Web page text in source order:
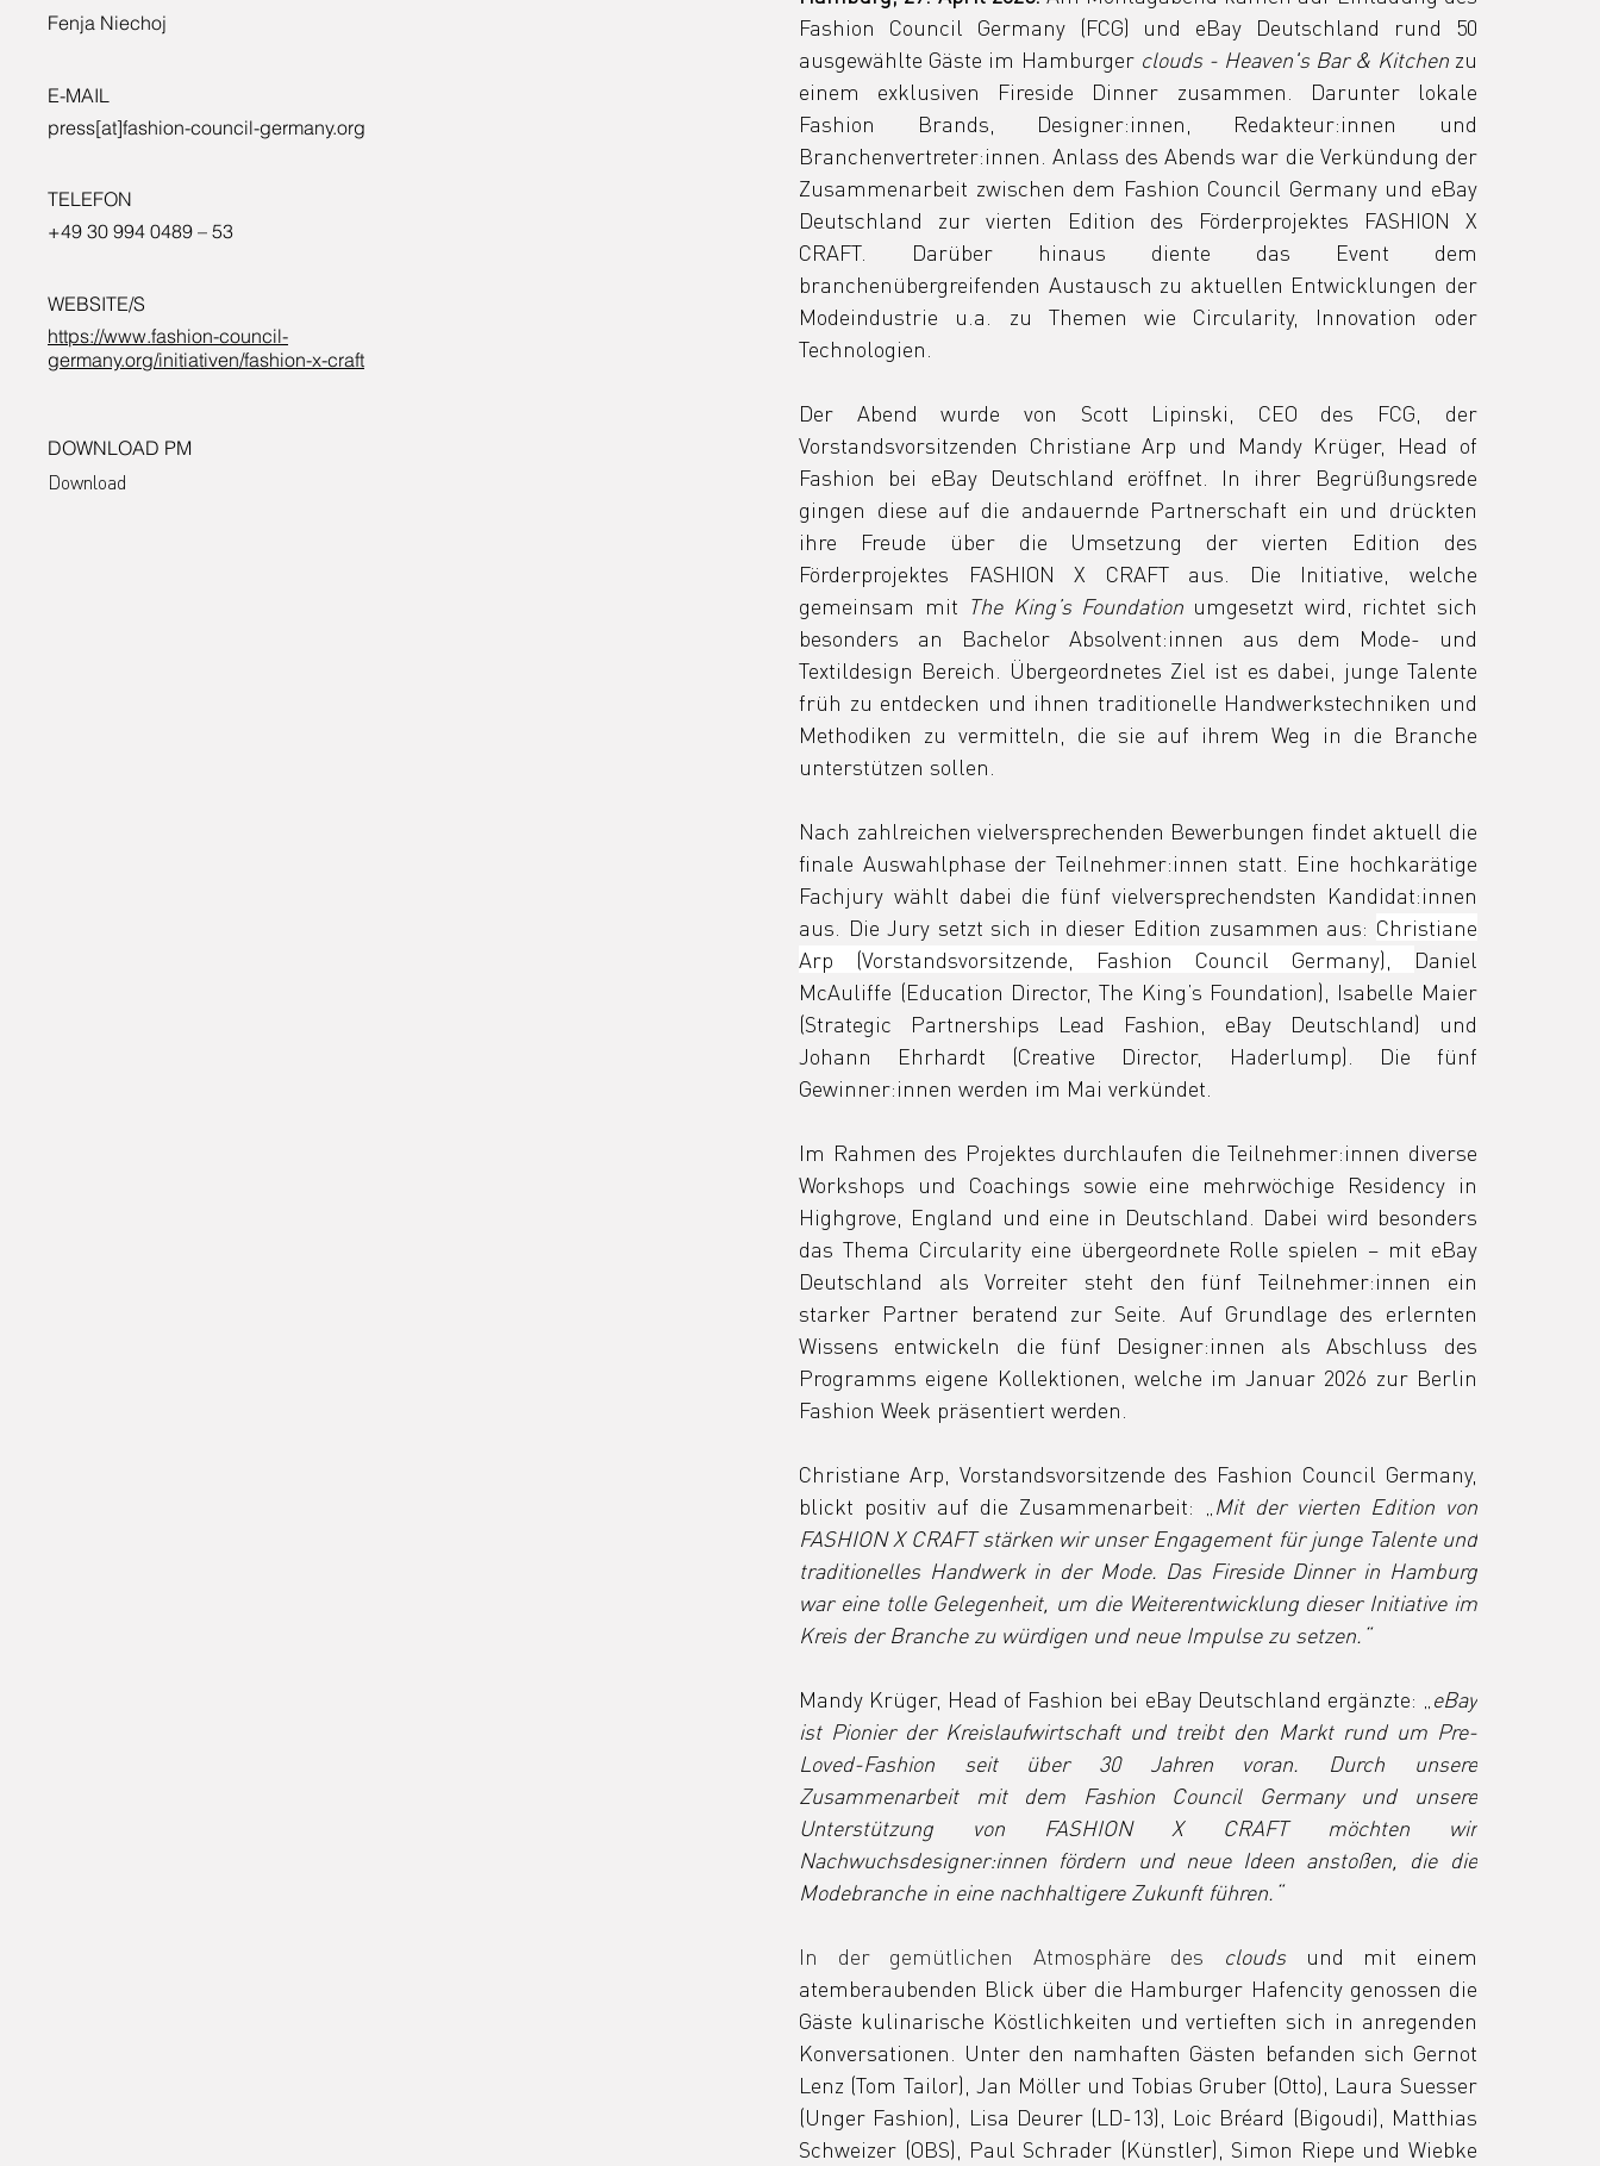
Fashion Council Germany (FCG) und eBay Deutschland rund 50
ausgewählte Gäste im Hamburger clouds - Heaven's Bar & Kitchen zu
einem exklusiven Fireside Dinner
zusammen. Darunter lokale
Fashion Brands, Designer:innen, Redakteur:innen und
Branchenvertreter:innen. Anlass des Abends war die Verkündung der
Zusammenarbeit zwischen dem Fashion Council Germany und eBay
Deutschland zur vierten Edition des Förderprojektes FASHION X
CRAFT. Darüber hinaus diente das Event dem
branchenübergreifenden Austausch zu aktuellen Entwicklungen der
Modeindustrie u.a. zu Themen wie Circularity, Innovation oder
Technologien.
Der Abend wurde von Scott Lipinski, CEO des FCG, der
Vorstandsvorsitzenden Christiane Arp und Mandy Krüger, Head of
Fashion bei eBay Deutschland eröffnet. In ihrer Begrüßungsrede
gingen diese auf die andauernde Partnerschaft ein und drückten
ihre Freude über die Umsetzung der vierten Edition des
Förderprojektes FASHION X CRAFT aus. Die Initiative, welche
gemeinsam mit The King’s Foundation umgesetzt wird, richtet sich
besonders an Bachelor Absolvent:innen aus dem Mode- und
Textildesign Bereich. Übergeordnetes Ziel ist es dabei, junge Talente
früh zu entdecken und ihnen traditionelle Handwerkstechniken und
Methodiken zu vermitteln, die sie auf ihrem Weg in die Branche
unterstützen sollen.
Nach zahlreichen vielversprechenden Bewerbungen findet aktuell die
finale Auswahlphase der Teilnehmer:innen statt. Eine hochkarätige
Fachjury wählt dabei die fünf vielversprechendsten Kandidat:innen
aus. Die Jury setzt sich in dieser Edition zusammen aus: Christiane
Arp (Vorstandsvorsitzende, Fashion Council Germany), Daniel
McAuliffe (Education Director, The King’s Foundation), Isabelle Maier
(Strategic Partnerships Lead Fashion, eBay Deutschland) und
Johann Ehrhardt (Creative Director, Haderlump). Die fünf
Gewinner:innen werden im Mai verkündet.
Im Rahmen des Projektes durchlaufen die Teilnehmer:innen diverse
Workshops und Coachings sowie eine mehrwöchige Residency in
Highgrove, England und eine in Deutschland. Dabei wird besonders
das Thema Circularity eine übergeordnete Rolle spielen – mit eBay
Deutschland als Vorreiter steht den fünf Teilnehmer:innen ein
starker Partner beratend zur Seite. Auf Grundlage des erlernten
Wissens entwickeln die fünf Designer:innen als Abschluss des
Programms eigene Kollektionen, welche im Januar 2026 zur Berlin
Fashion Week präsentiert werden.
Christiane Arp, Vorstandsvorsitzende des Fashion Council Germany,
blickt positiv auf die Zusammenarbeit: „ Mit der vierten Edition von
FASHION X CRAFT stärken wir unser Engagement für junge Talente und
traditionelles Handwerk in der Mode. Das Fireside Dinner in Hamburg
war eine tolle Gelegenheit, um die Weiterentwicklung dieser Initiative im
Kreis der Branche zu würdigen und neue Impulse zu setzen.“
Mandy Krüger, Head of Fashion bei eBay Deutschland ergänzte: „ eBay
ist Pionier der Kreislaufwirtschaft und treibt den Markt rund um Pre-
Loved-Fashion seit über 30 Jahren voran. Durch unsere
Zusammenarbeit mit dem Fashion Council Germany und unsere
Unterstützung von FASHION X CRAFT möchten wir
Nachwuchsdesigner:innen fördern und neue Ideen anstoßen, die die
Modebranche in eine nachhaltigere Zukunft führen.“
In der gemütlichen Atmosphäre des clouds
und mit einem
atemberaubenden Blick über die Hamburger Hafencity genossen die
Gäste kulinarische Köstlichkeiten und vertieften sich in anregenden
Konversationen. Unter den namhaften Gästen befanden sich Gernot
Lenz (Tom Tailor), Jan Möller und Tobias Gruber (Otto), Laura Suesser
(Unger Fashion), Lisa Deurer (LD-13), Loic Bréard (Bigoudi), Matthias
Schweizer (OBS), Paul Schrader (Künstler), Simon Riepe und Wiebke
Fenja Niechoj
E-MAIL
press[at]fashion-council-germany.org
TELEFON
+49 30 994 0489 – 53
WEBSITE/S
https://www.fashion-council-
germany.org/initiativen/fashion-x-craft
DOWNLOAD PM
Download